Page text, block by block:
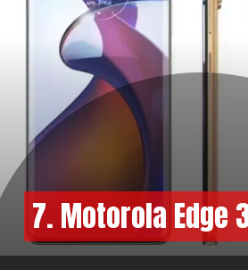
7. Motorola Edge